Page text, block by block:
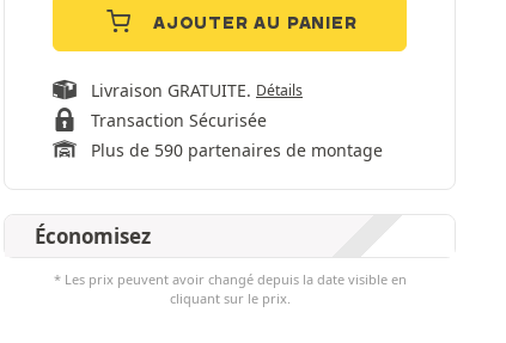
AJOUTER AU PANIER
Livraison GRATUITE. Détails
Transaction Sécurisée
Plus de 590 partenaires de montage
Économisez
* Les prix peuvent avoir changé depuis la date visible en
cliquant sur le prix.